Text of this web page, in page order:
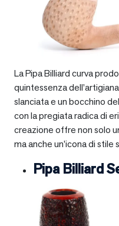
La Pipa Billiard curva
quintessenza
slanciata e un bocchino
con la pregiata radica di
creazione offre non solo
ma anche un’icona di stile
Pipa Billiard